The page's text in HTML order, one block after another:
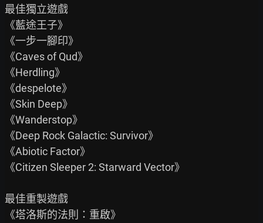
最佳獨立遊戲
《藍途王子》
《一步一腳印》
《Caves of Qud》
《Herdling》
《despelote》
《Skin Deep》
《Wanderstop》
《Deep Rock Galactic: Survivor》
《Abiotic Factor》
《Citizen Sleeper 2: Starward Vector》
最佳重製遊戲
《塔洛斯的法則：重啟》